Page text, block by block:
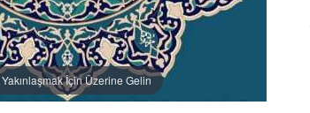
Yakınlaşmak İçin Üzerine Gelin